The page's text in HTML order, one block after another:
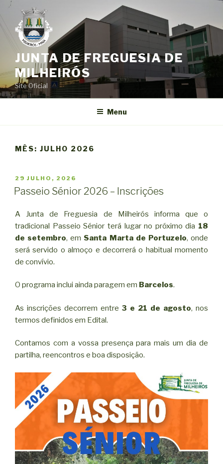
Saltar
o
conteúdo
JUNTA DE FREGUESIA DE
MILHEIRÓS
Site Oficial
Menu
MÊS: JULHO 2026
PUBLICADO
EM
29 JULHO, 2026
Passeio Sénior 2026 – Inscrições
A Junta de Freguesia de Milheirós informa que o
tradicional Passeio Sénior terá lugar no próximo dia 18
de setembro, em Santa Marta de Portuzelo, onde
será servido o almoço e decorrerá o habitual momento
de convívio.
O programa inclui ainda paragem em Barcelos.
As inscrições decorrem entre 3 e 21 de agosto, nos
termos definidos em Edital.
Contamos com a vossa presença para mais um dia de
partilha, reencontros e boa disposição.